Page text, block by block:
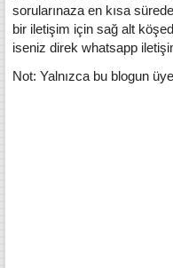
sorularınaza en kısa
bir iletişim için sağ alt
iseniz direk whatsapp
Not: Yalnızca bu blogun